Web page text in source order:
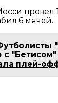
провел
6 мячей.
с "Бетисом"
плей-